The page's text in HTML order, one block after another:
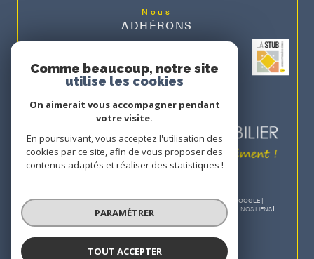
Nous
ADHÉRONS
© 2026 | TOUS DROITS RÉSERVÉS | TRADUCTION POWERED BY GOOGLE |
NOS HONORAIRES
PLAN DU SITE MENTIONS LÉGALES ADMIN
NOS LIENS
POLITIQUE RGPD
Comme beaucoup, notre site
utilise les cookies
On aimerait vous accompagner pendant
votre visite.
En poursuivant, vous acceptez l'utilisation des
cookies par ce site, afin de vous proposer des
contenus adaptés et réaliser des statistiques !
PARAMÉTRER
TOUT ACCEPTER